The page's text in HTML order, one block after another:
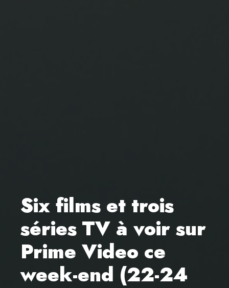
Six films et trois
séries TV à voir sur
Prime Video ce
week-end (22-24